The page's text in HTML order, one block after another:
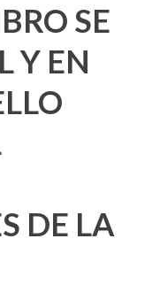
SE
Y EN
DE LA